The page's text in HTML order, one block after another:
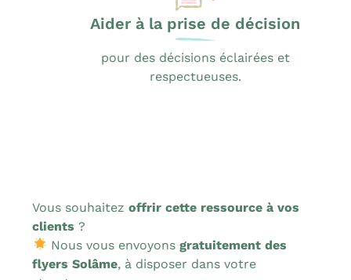
Aider à la prise de décision
pour des décisions éclairées et
respectueuses.
Vous souhaitezoffrir cette ressource à vos
clients ?
Nous vous envoyons gratuitement des
flyers Solâme, à disposer dans votre